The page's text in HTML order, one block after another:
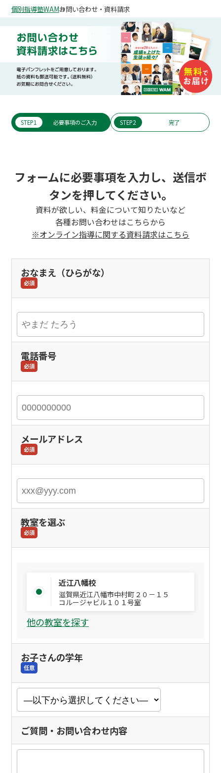
個別指導塾WAMお問い合わせ・資料請求
STEP1 必要事項のご入力 STEP2 完了
フォームに必要事項を入力し、送信ボ
タンを押してください。
資料が欲しい、料金について知りたいなど
各種お問い合わせはこちらから
※オンライン指導に関する資料請求はこちら
おなまえ（ひらがな）
必須
電話番号
必須
メールアドレス
必須
教室を選ぶ
必須
近江八幡校
滋賀県近江八幡市中村町２０－１５
コルージャビル１０１号室
他の教室を探す
お子さんの学年
任意
ご質問・お問い合わせ内容